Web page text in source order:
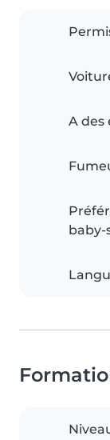
A des